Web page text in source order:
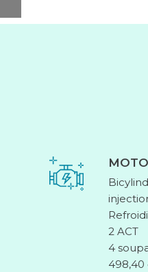
2 ACT
4
498,40